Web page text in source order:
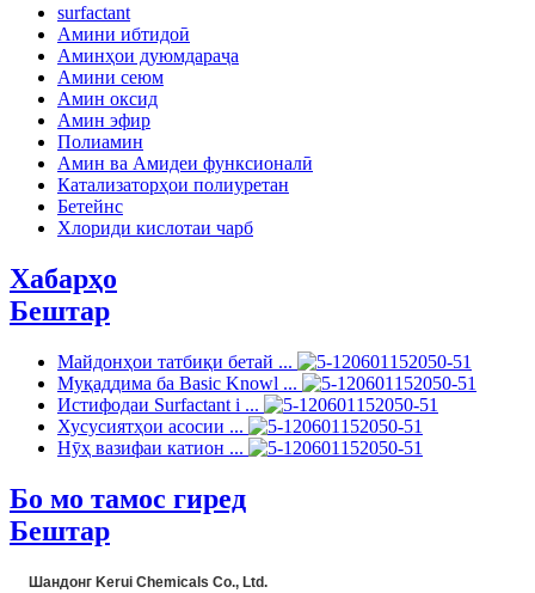
surfactant
Амини ибтидоӣ
Аминҳои дуюмдараҷа
Амини сеюм
Амин оксид
Амин эфир
Полиамин
Амин ва Амидеи функсионалӣ
Катализаторҳои полиуретан
Бетейнс
Хлориди кислотаи чарб
Хабарҳо
Бештар
Майдонҳои татбиқи бетай ...
Муқаддима ба Basic Knowl ...
Истифодаи Surfactant i ...
Хусусиятҳои асосии ...
Нӯҳ вазифаи катион ...
Бо мо тамос гиред
Бештар
Шандонг Kerui Chemicals Co., Ltd.